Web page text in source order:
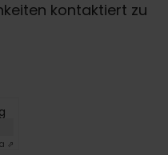
kontaktiert zu
⇗